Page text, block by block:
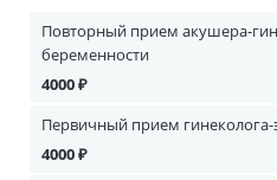
Повторный прием акушера-
беременности
4000 ₽
Первичный прием
4000 ₽